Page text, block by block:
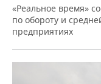
«Реальное время»
по обороту и
предприятиях